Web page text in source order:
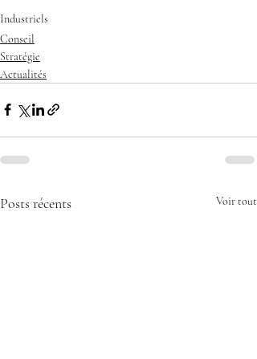
Industriels
Conseil
Stratégie
Actualités
Posts récents Voir tout